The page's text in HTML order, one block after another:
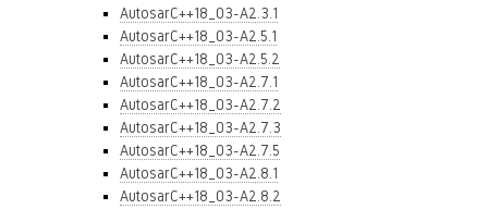
AutosarC++18_03-A2.3.1
AutosarC++18_03-A2.5.1
AutosarC++18_03-A2.5.2
AutosarC++18_03-A2.7.1
AutosarC++18_03-A2.7.2
AutosarC++18_03-A2.7.3
AutosarC++18_03-A2.7.5
AutosarC++18_03-A2.8.1
AutosarC++18_03-A2.8.2